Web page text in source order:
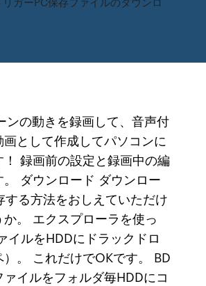
ンの動きを録画して、音声付
画として作成してパソコンに
録画前の設定と録画中の編
ダウンロード ダウンロー
する方法をおしえていただけ
。 エクスプローラを使っ
イルをHDDにドラックドロ
）。 これだけでOKです。 BD
ァイルをフォルダ毎HDDにコ